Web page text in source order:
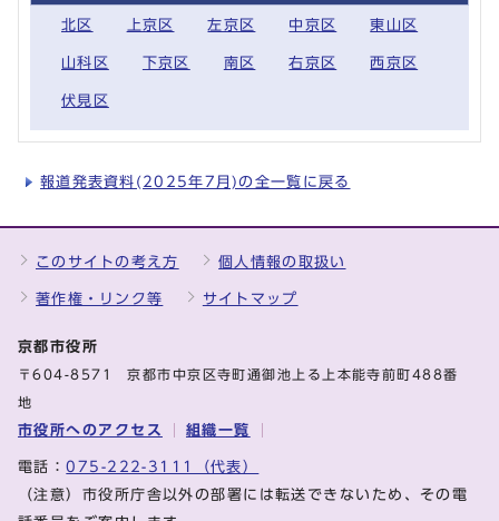
北区 上京区 左京区 中京区 東山区
山科区 下京区 南区 右京区 西京区
伏見区
報道発表資料(2025年7月)の全一覧に戻る
このサイトの考え方 個人情報の取扱い
著作権・リンク等 サイトマップ
京都市役所
〒604-8571 京都市中京区寺町通御池上る上本能寺前町488番
地
市役所へのアクセス 組織一覧
電話：075-222-3111（代表）
（注意）市役所庁舎以外の部署には転送できないため、その電